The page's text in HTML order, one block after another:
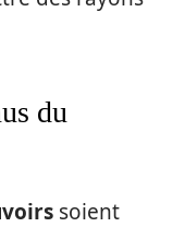
du
soient